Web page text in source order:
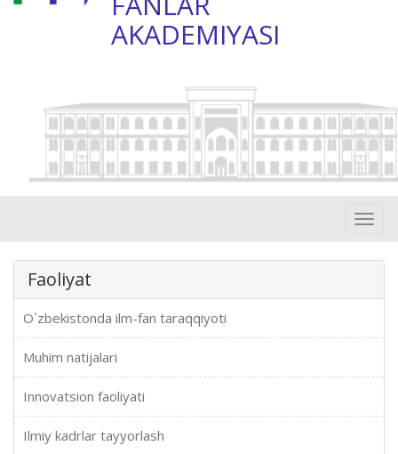
AKADEMIYASI
Faoliyat
O`zbekistonda ilm-fan taraqqiyoti
Muhim natijalari
Innovatsion faoliyati
Ilmiy kadrlar tayyorlash